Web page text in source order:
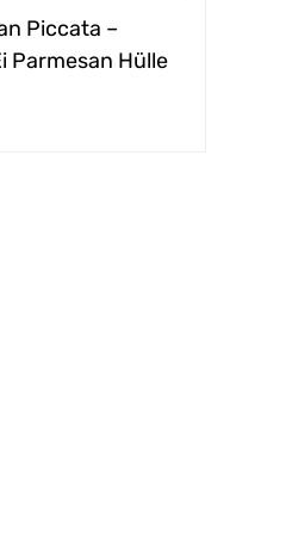
Piccata –
Parmesan Hülle